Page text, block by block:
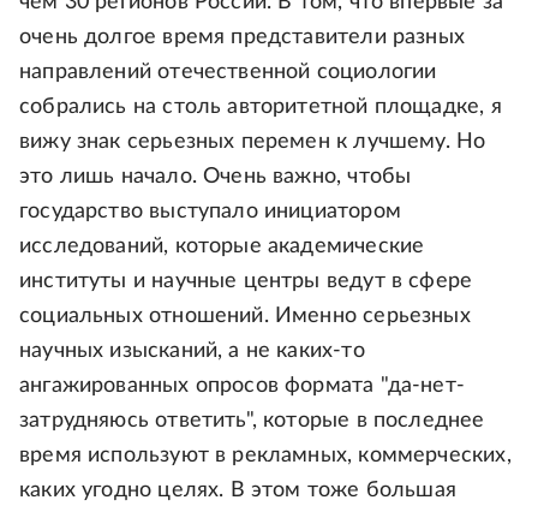
очень долгое время представители разных
направлений отечественной социологии
собрались на столь авторитетной площадке, я
вижу знак серьезных перемен к лучшему. Но
это лишь начало. Очень важно, чтобы
государство выступало инициатором
исследований, которые академические
институты и научные центры ведут в сфере
социальных отношений. Именно серьезных
научных изысканий, а не каких-то
ангажированных опросов формата "да-нет-
затрудняюсь ответить", которые в последнее
время используют в рекламных, коммерческих,
каких угодно целях. В этом тоже большая